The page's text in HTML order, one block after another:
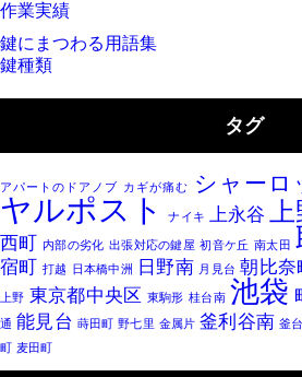
作業実績
鍵にまつわる用語集
鍵種類
タグ
アパートのドアノブ カギが痛む シャーロ
ヤルポスト
ナイキ 上永谷
西町 内部の劣化 出張対応の鍵屋 初音ケ丘 南太田
宿町 打越 日本橋中洲 日野南 月見台 朝比奈
上野 東京都中央区 東駒形 桂台南 池袋
通 能見台 蒔田町 野七里 金属片 釜利谷南 釜
町 麦田町